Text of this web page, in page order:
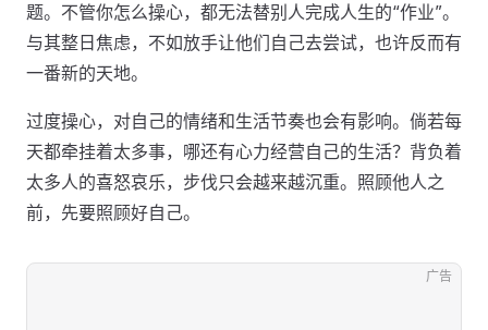
题。不管你怎么操心，都无法替别人完成人生的“作业”。
与其整日焦虑，不如放手让他们自己去尝试，也许反而有
一番新的天地。
过度操心，对自己的情绪和生活节奏也会有影响。倘若每
天都牵挂着太多事，哪还有心力经营自己的生活？背负着
太多人的喜怒哀乐，步伐只会越来越沉重。照顾他人之
前，先要照顾好自己。
广告